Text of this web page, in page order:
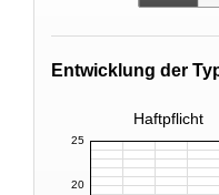
Entwicklung der
Haftpflicht
20
25